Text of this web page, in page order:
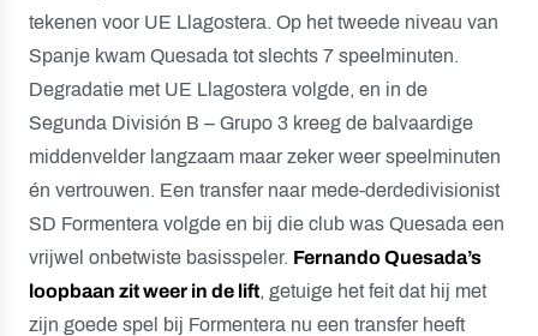
tekenen voor UE Llagostera. Op het tweede niveau van
Spanje kwam Quesada tot slechts 7 speelminuten.
Degradatie met UE Llagostera volgde, en in de
Segunda División B – Grupo 3 kreeg de balvaardige
middenvelder langzaam maar zeker weer speelminuten
én vertrouwen. Een transfer naar mede-derdedivisionist
SD Formentera volgde en bij die club was Quesada een
vrijwel onbetwiste basisspeler. Fernando Quesada’s
loopbaan zit weer in de lift, getuige het feit dat hij met
zijn goede spel bij Formentera nu een transfer heeft